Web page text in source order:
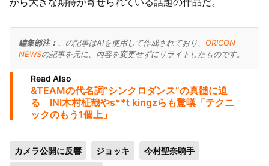
編集部注： この記事はAIを使用して作成されており、 ORICON
NEWSの記事を元に、内容を変更せずにリライトしたものです。
Read Also
&TEAMの代名詞“シンクロダンス”の真髄に迫
る INI木村柾哉やs**t kingzらも驚嘆「テクニ
ックのもう1個上」
カメラ公開に反響 ジョッキ 今村聖奈騎手